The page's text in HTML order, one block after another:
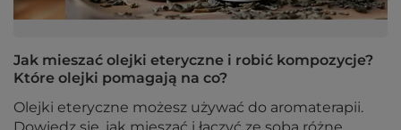
Jak mieszać olejki eteryczne i robić kompozycje?
Które olejki pomagają na co?
Olejki eteryczne możesz używać do aromaterapii.